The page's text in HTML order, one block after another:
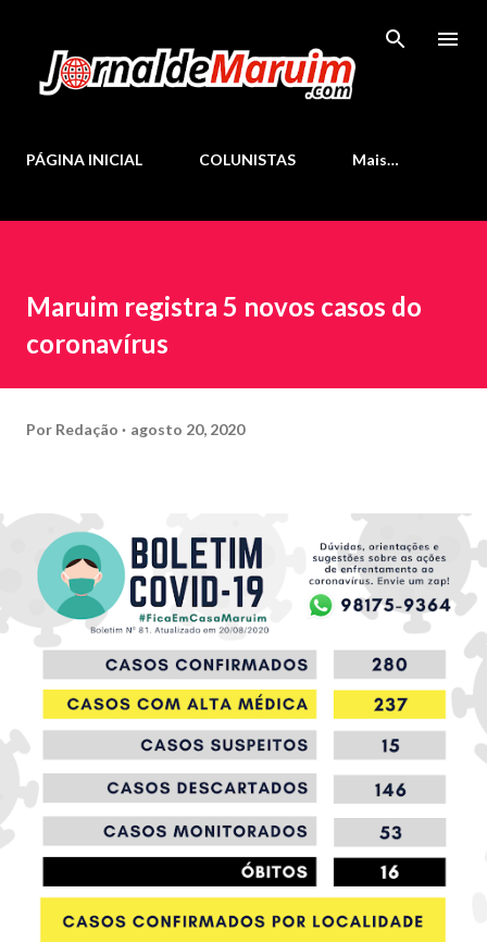
PÁGINA INICIAL COLUNISTAS Mais…
Maruim registra 5 novos casos do
coronavírus
Por Redação agosto 20, 2020